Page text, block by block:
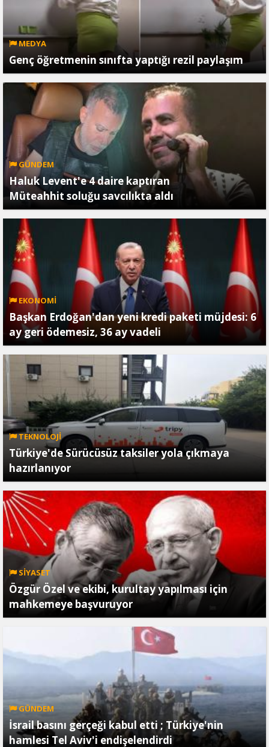
MEDYA
Genç öğretmenin sınıfta yaptığı rezil paylaşım
GÜNDEM
Haluk Levent'e 4 daire kaptıran
Müteahhit soluğu savcılıkta aldı
EKONOMİ
Başkan Erdoğan'dan yeni kredi paketi müjdesi: 6
ay geri ödemesiz, 36 ay vadeli
TEKNOLOJİ
Türkiye'de Sürücüsüz taksiler yola çıkmaya
hazırlanıyor
SİYASET
Özgür Özel ve ekibi, kurultay yapılması için
mahkemeye başvuruyor
GÜNDEM
İsrail basını gerçeği kabul etti ; Türkiye'nin
hamlesi Tel Aviv'i endişelendirdi